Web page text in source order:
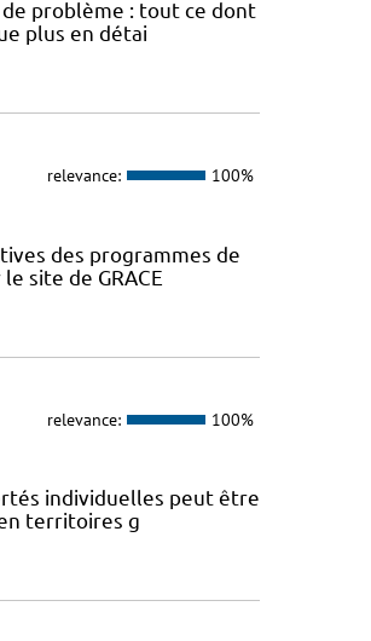
problème : tout ce dont
plus en détai
relevance: 100%
des programmes de
site de GRACE
relevance: 100%
individuelles peut être
territoires g